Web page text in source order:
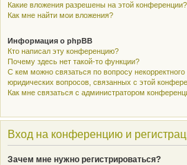
Какие вложения разрешены на этой конференции?
Как мне найти мои вложения?
Информация о phpBB
Кто написал эту конференцию?
Почему здесь нет такой-то функции?
С кем можно связаться по вопросу
юридических вопросов, связанных с этой
Как мне связаться с администратором
Вход на конференцию и
Зачем мне нужно регистрироваться?